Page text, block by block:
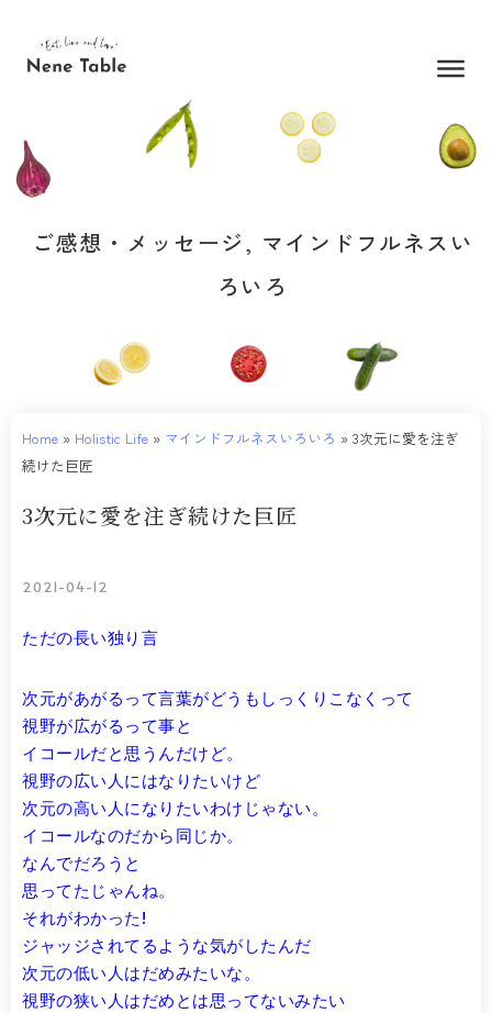
ご感想・メッセージ, マインドフルネスい
ろいろ
Home » Holistic Life » マインドフルネスいろいろ » 3次元に愛を注ぎ
続けた巨匠
3次元に愛を注ぎ続けた巨匠
2021-04-12
ただの長い独り言
次元があがるって言葉がどうもしっくりこなくって
視野が広がるって事と
イコールだと思うんだけど。
視野の広い人にはなりたいけど
次元の高い人になりたいわけじゃない。
イコールなのだから同じか。
なんでだろうと
思ってたじゃんね。
それがわかった!
ジャッジされてるような気がしたんだ
次元の低い人はだめみたいな。
視野の狭い人はだめとは思ってないみたい